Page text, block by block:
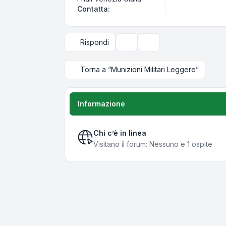
Contatta:
Rispondi
Torna a “Munizioni Militari Leggere”
Informazione
Chi c’è in linea
Visitano il forum: Nessuno e 1 ospite